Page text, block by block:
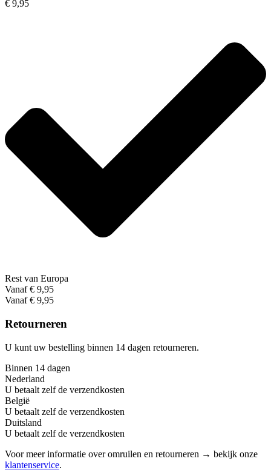
€ 9,95
Rest van Europa
Vanaf € 9,95
Vanaf € 9,95
Retourneren
U kunt uw bestelling binnen 14 dagen retourneren.
Binnen 14 dagen
Nederland
U betaalt zelf de verzendkosten
België
U betaalt zelf de verzendkosten
Duitsland
U betaalt zelf de verzendkosten
Voor meer informatie over omruilen en retourneren → bekijk onze
klantenservice.